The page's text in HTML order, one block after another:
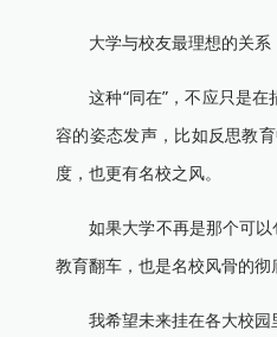
大学与校友最理想的关系
这种“同在”，不应只是在
容的姿态发声，比如反思教
度，也更有名校之风。
如果大学不再是那个可以
教育翻车，也是名校风骨的彻
我希望未来挂在各大校园